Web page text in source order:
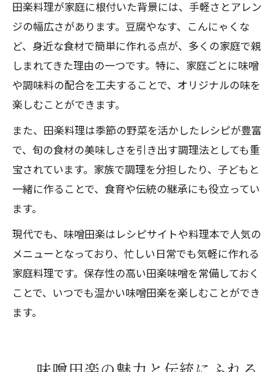
田楽料理が家庭に根付いた背景には、手軽さとアレン
ジの幅広さがあります。豆腐やなす、こんにゃくな
ど、身近な食材で簡単に作れる点が、多くの家庭で親
しまれてきた理由の一つです。特に、家庭ごとに味噌
や調味料の配合を工夫することで、オリジナルの味を
楽しむことができます。
また、田楽料理は季節の野菜を活かしたレシピが豊富
で、旬の食材の美味しさを引き出す調理法としても重
宝されています。家族で調理を分担したり、子どもと
一緒に作ることで、食育や伝統の継承にも役立ってい
ます。
現代でも、味噌田楽はレシピサイトや料理本で人気の
メニューとなっており、忙しい日常でも気軽に作れる
家庭料理です。保存性の高い田楽味噌を常備しておく
ことで、いつでも温かい味噌田楽を楽しむことができ
ます。